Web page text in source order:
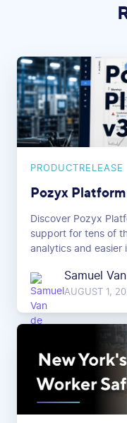
PRODUCTRELEASE
Pozyx
Discover Pozyx
support for tens of
analytics and easier
Samuel
AUGUST 1,